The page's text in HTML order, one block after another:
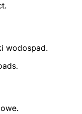
wodospad.